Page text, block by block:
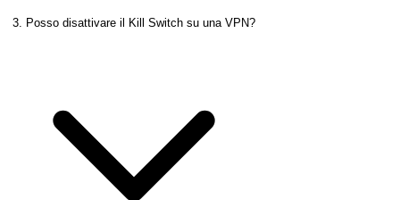
3. Posso disattivare il Kill Switch su una VPN?